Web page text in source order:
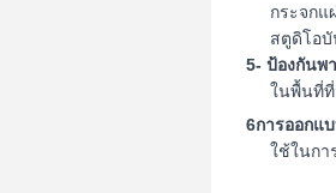
กระจกแ
สตูดิโอบั
5- ป้องกันพ
ในพื้นที่ที่
6การออกแ
ใช้ในกา